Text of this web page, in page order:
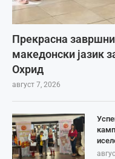
Прекрасна
македонски јазик
Охрид
август 7, 2026